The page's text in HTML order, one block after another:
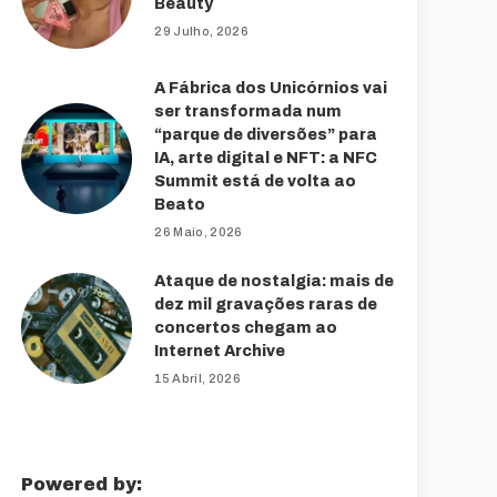
Beauty
29 Julho, 2026
A Fábrica dos Unicórnios vai
ser transformada num
“parque de diversões” para
IA, arte digital e NFT: a NFC
Summit está de volta ao
Beato
26 Maio, 2026
Ataque de nostalgia: mais de
dez mil gravações raras de
concertos chegam ao
Internet Archive
15 Abril, 2026
Powered by: